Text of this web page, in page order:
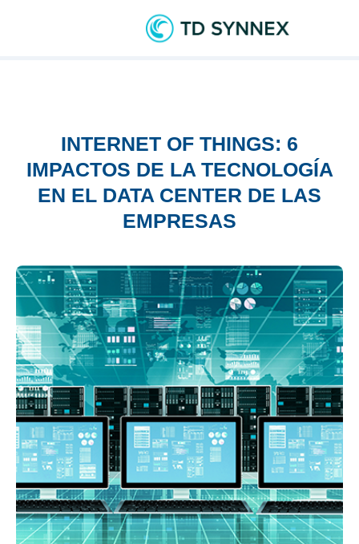
INTERNET OF THINGS: 6
IMPACTOS DE LA TECNOLOGÍA
EN EL DATA CENTER DE LAS
EMPRESAS